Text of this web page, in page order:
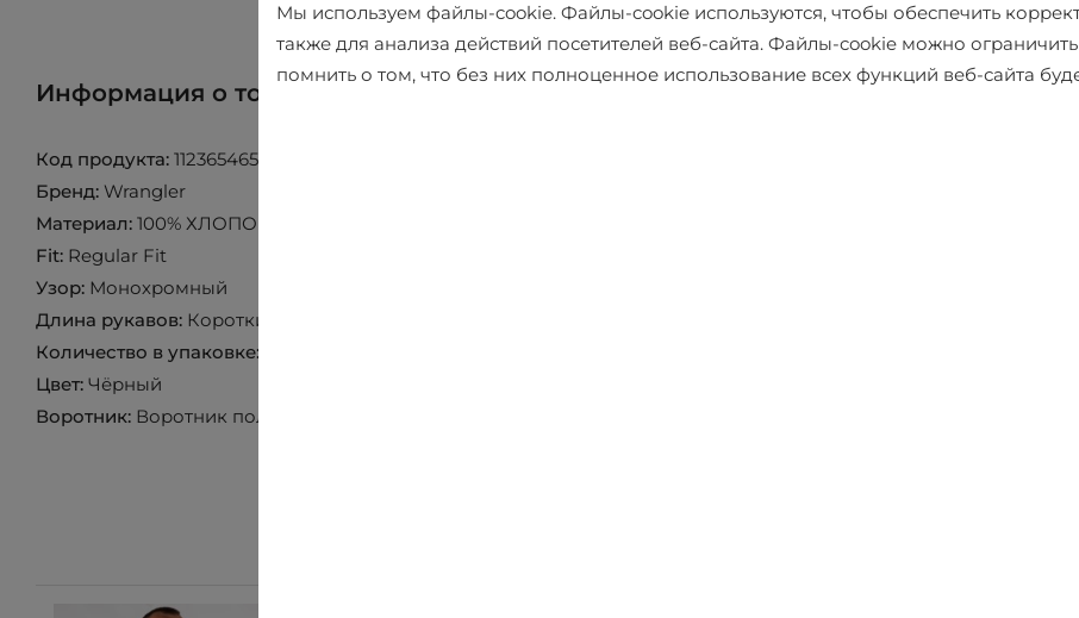
Информация о товаре Найти товар в магазине
Код продукта: 112365465
Бренд: Wrangler
Материал: 100% ХЛОПОК
Fit: Regular Fit
Узор: Монохромный
Длина рукавов: Короткий рукав
Количество в упаковке:
Цвет: Чёрный
Воротник: Воротник поло
Мы используем файлы-cookie. Файлы-cookie используются, чтобы обеспечить
также для анализа действий посетителей веб-сайта. Файлы-cookie можно
помнить о том, что без них полноценное использование всех функций веб-сайта